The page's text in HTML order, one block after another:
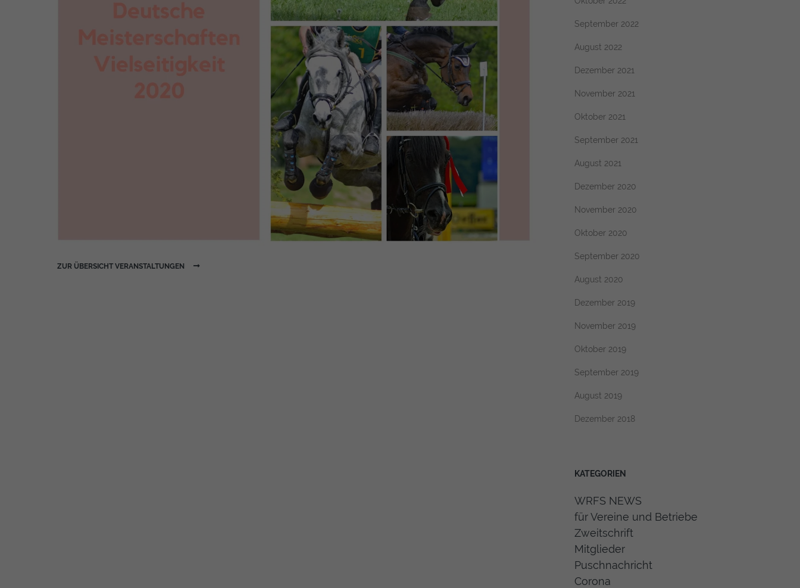
September 2022
August 2022
Dezember 2021
November 2021
Oktober 2021
September 2021
August 2021
Dezember 2020
November 2020
Oktober 2020
September 2020
August 2020
Dezember 2019
November 2019
Oktober 2019
September 2019
August 2019
Dezember 2018
KATEGORIEN
WRFS NEWS
für Vereine und Betriebe
Zweitschrift
Mitglieder
Puschnachricht
Corona
ZUR ÜBERSICHT VERANSTALTUNGEN